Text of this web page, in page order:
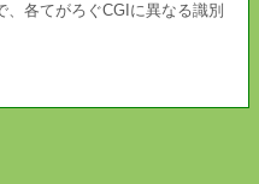
各てがろぐCGIに異なる識別